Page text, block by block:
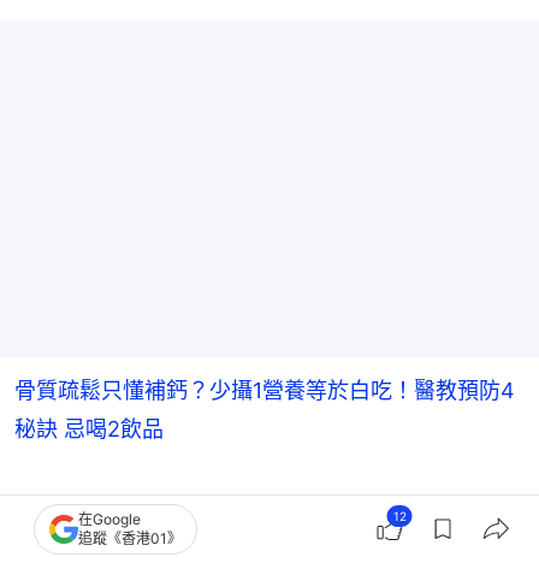
骨質疏鬆只懂補鈣？少攝1營養等於白吃！醫教預防4
秘訣 忌喝2飲品
骨鬆前期毫無預兆！5大高危險群應提早布
在Google
追蹤《香港01》
12